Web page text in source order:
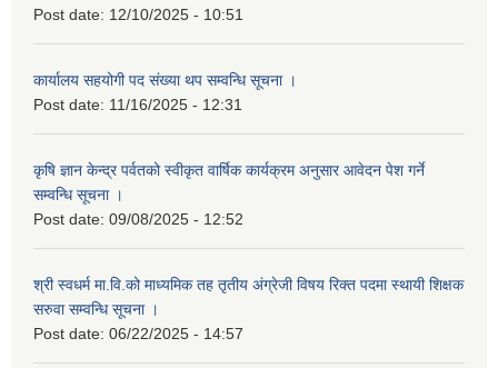
Post date: 12/10/2025 - 10:51
कार्यालय सहयोगी पद संख्या थप सम्वन्धि सूचना ।
Post date: 11/16/2025 - 12:31
कृषि ज्ञान केन्द्र पर्वतको स्वीकृत वार्षिक कार्यक्रम अनुसार आवेदन पेश गर्ने
सम्वन्धि सूचना ।
Post date: 09/08/2025 - 12:52
श्री स्वधर्म मा.वि.को माध्यमिक तह तृतीय अंग्रेजी विषय रिक्त पदमा स्थायी शिक्षक
सरुवा सम्वन्धि सूचना ।
Post date: 06/22/2025 - 14:57